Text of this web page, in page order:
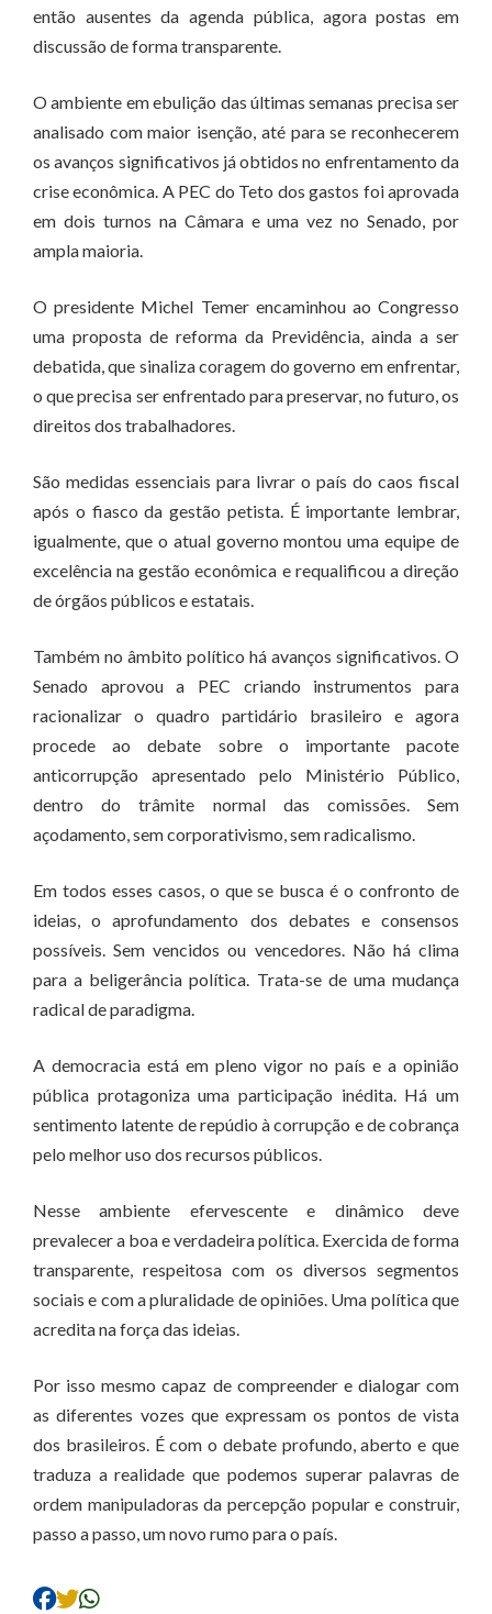
então ausentes da agenda pública, agora postas em
discussão de forma transparente.
O ambiente em ebulição das últimas semanas precisa ser
analisado com maior isenção, até para se reconhecerem
os avanços significativos já obtidos no enfrentamento da
crise econômica. A PEC do Teto dos gastos foi aprovada
em dois turnos na Câmara e uma vez no Senado, por
ampla maioria.
O presidente Michel Temer encaminhou ao Congresso
uma proposta de reforma da Previdência, ainda a ser
debatida, que sinaliza coragem do governo em enfrentar,
o que precisa ser enfrentado para preservar, no futuro, os
direitos dos trabalhadores.
São medidas essenciais para livrar o país do caos fiscal
após o fiasco da gestão petista. É importante lembrar,
igualmente, que o atual governo montou uma equipe de
excelência na gestão econômica e requalificou a direção
de órgãos públicos e estatais.
Também no âmbito político há avanços significativos. O
Senado aprovou a PEC criando instrumentos para
racionalizar o quadro partidário brasileiro e agora
procede ao debate sobre o importante pacote
anticorrupção apresentado pelo Ministério Público,
dentro do trâmite normal das comissões. Sem
açodamento, sem corporativismo, sem radicalismo.
Em todos esses casos, o que se busca é o confronto de
ideias, o aprofundamento dos debates e consensos
possíveis. Sem vencidos ou vencedores. Não há clima
para a beligerância política. Trata-se de uma mudança
radical de paradigma.
A democracia está em pleno vigor no país e a opinião
pública protagoniza uma participação inédita. Há um
sentimento latente de repúdio à corrupção e de cobrança
pelo melhor uso dos recursos públicos.
Nesse ambiente efervescente e dinâmico deve
prevalecer a boa e verdadeira política. Exercida de forma
transparente, respeitosa com os diversos segmentos
sociais e com a pluralidade de opiniões. Uma política que
acredita na força das ideias.
Por isso mesmo capaz de compreender e dialogar com
as diferentes vozes que expressam os pontos de vista
dos brasileiros. É com o debate profundo, aberto e que
traduza a realidade que podemos superar palavras de
ordem manipuladoras da percepção popular e construir,
passo a passo, um novo rumo para o país.